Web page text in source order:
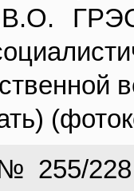
255/